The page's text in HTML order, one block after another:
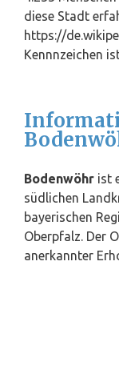
diese Stadt
https://
Kennnzeichen
Bodenwöhr ist
südlichen
bayerischen
Oberpfalz. Der
anerkannter